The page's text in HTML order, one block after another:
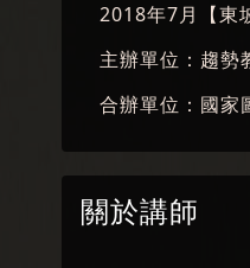
2018年7月【東
主辦單位：趨勢
合辦單位：國家
關於講師